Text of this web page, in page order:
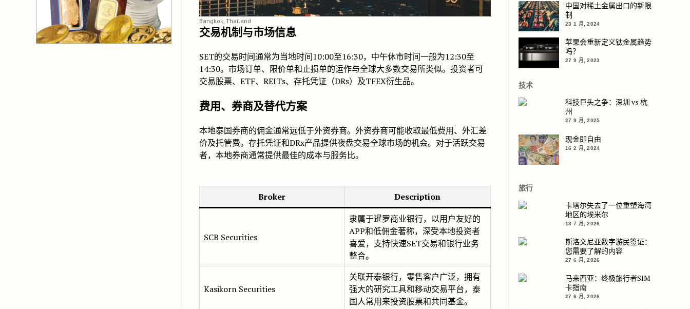
Bangkok, Thailand
交易机制与市场信息
SET的交易时间通常为当地时间10:00至16:30，中午休市时间一般为12:30至
14:30。市场订单、限价单和止损单的运作与全球大多数交易所类似。投资者可
交易股票、ETF、REITs、存托凭证（DRs）及TFEX衍生品。
费用、券商及替代方案
本地泰国券商的佣金通常远低于外资券商。外资券商可能收取最低费用、外汇差
价及托管费。存托凭证和DRx产品提供夜盘交易全球市场的机会。对于活跃交易
者，本地券商通常提供最佳的成本与服务比。
Broker Description
SCB Securities
隶属于暹罗商业银行，以用户友好的
APP和低佣金著称，深受本地投资者
喜爱，支持快速SET交易和银行业务
整合。
Kasikorn Securities
关联开泰银行，零售客户广泛，拥有
强大的研究工具和移动交易平台，泰
国人常用来投资股票和共同基金。
中国对稀土金属出口的新限
制
23 1 月, 2024
苹果会重新定义钛金属趋势
吗？
27 9 月, 2023
技术
科技巨头之争：深圳 vs 杭
州
27 9 月, 2025
现金即自由
16 2 月, 2024
旅行
卡塔尔失去了一位重塑海湾
地区的埃米尔
13 7 月, 2026
斯洛文尼亚数字游民签证：
您需要了解的内容
27 6 月, 2026
马来西亚：终极旅行者SIM
卡指南
27 6 月, 2026